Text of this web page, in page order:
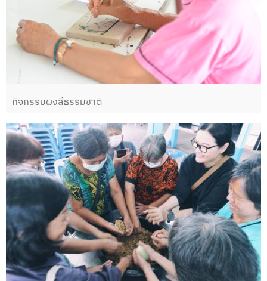
กิจกรรมผงสีธรรมชาติ